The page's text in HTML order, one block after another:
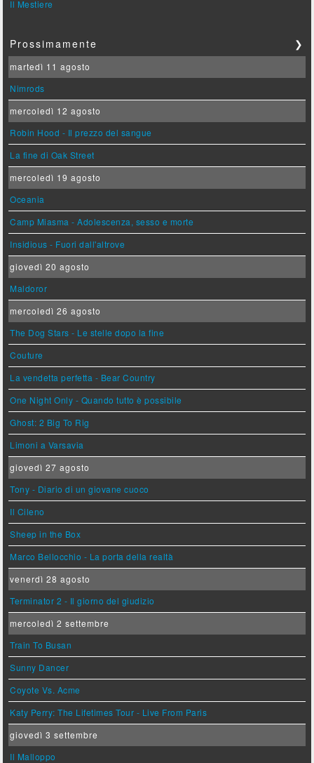
Il Mestiere
Prossimamente ❯
martedì 11 agosto
Nimrods
mercoledì 12 agosto
Robin Hood - Il prezzo del sangue
La fine di Oak Street
mercoledì 19 agosto
Oceania
Camp Miasma - Adolescenza, sesso e morte
Insidious - Fuori dall'altrove
giovedì 20 agosto
Maldoror
mercoledì 26 agosto
The Dog Stars - Le stelle dopo la fine
Couture
La vendetta perfetta - Bear Country
One Night Only - Quando tutto è possibile
Ghost: 2 Big To Rig
Limoni a Varsavia
giovedì 27 agosto
Tony - Diario di un giovane cuoco
Il Cileno
Sheep in the Box
Marco Bellocchio - La porta della realtà
venerdì 28 agosto
Terminator 2 - Il giorno del giudizio
mercoledì 2 settembre
Train To Busan
Sunny Dancer
Coyote Vs. Acme
Katy Perry: The Lifetimes Tour - Live From Paris
giovedì 3 settembre
Il Malloppo